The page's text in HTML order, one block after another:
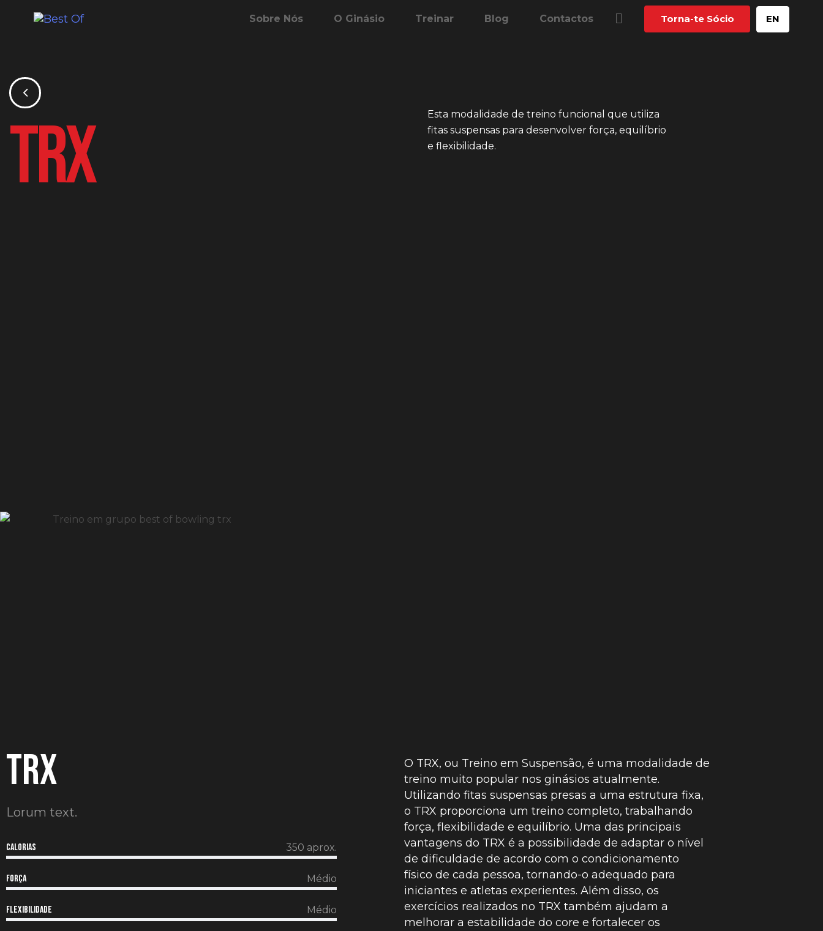
Sobre Nós O Ginásio Treinar Blog Contactos Torna-te Sócio EN
TRX
Esta modalidade de treino funcional que utiliza
fitas suspensas para desenvolver força, equilíbrio
e flexibilidade.
TRX
Lorum text.
Calorias 350 aprox.
Força Médio
Flexibilidade Médio
O TRX, ou Treino em Suspensão, é uma modalidade de
treino muito popular nos ginásios atualmente.
Utilizando fitas suspensas presas a uma estrutura fixa,
o TRX proporciona um treino completo, trabalhando
força, flexibilidade e equilíbrio. Uma das principais
vantagens do TRX é a possibilidade de adaptar o nível
de dificuldade de acordo com o condicionamento
físico de cada pessoa, tornando-o adequado para
iniciantes e atletas experientes. Além disso, os
exercícios realizados no TRX também ajudam a
melhorar a estabilidade do core e fortalecer os